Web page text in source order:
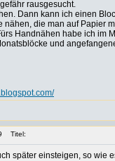
rausgesucht.
Dann kann ich einen
nähen, die man auf Papier
Handnähen habe ich im
und
Titel:
später einsteigen, so wie